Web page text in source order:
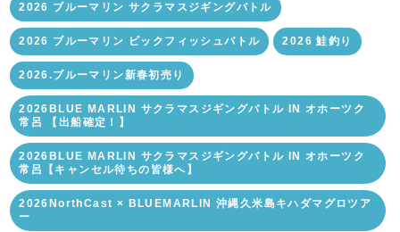
2026 ブルーマリン サクラマスジギングバトル
2026 ブルーマリン ビックフィッシュバトル 2026 鮭釣り
2026.ブルーマリン新春初売り
2026BLUE MARLIN サクラマスジギングバトル IN オホーツク
常呂 【出船確定！】
2026BLUE MARLIN サクラマスジギングバトル IN オホーツク
常呂【キャンセル待ちの皆様へ】
2026NorthCast × BLUEMARLIN 沖縄久米島キハダマグロツア
ー